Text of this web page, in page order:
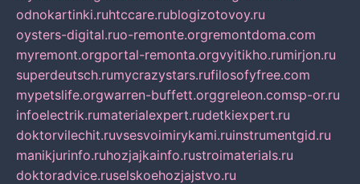
odnokartinki.ruhtccare.rublogizotovoy.ru
oysters-digital.ruo-remonte.orgremontdoma.com
myremont.orgportal-remonta.orgvyitikho.rumirjon.ru
superdeutsch.rumycrazystars.rufilosofyfree.com
mypetslife.orgwarren-buffett.orggreleon.comsp-or.ru
infoelectrik.rumaterialexpert.rudetkiexpert.ru
doktorvilechit.ruvsesvoimirykami.ruinstrumentgid.ru
manikjurinfo.ruhozjajkainfo.rustroimaterials.ru
doktoradvice.ruselskoehozjajstvo.ru